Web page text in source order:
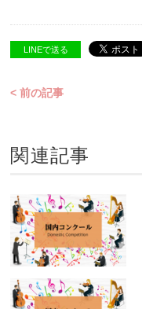
LINEで送る
< 前の記事
関連記事